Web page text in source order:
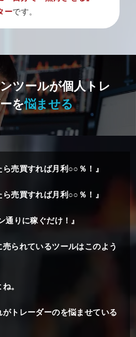
ーです。
ツールが個人トレ
を悩ませる
ら売買すれば月利○○％！』
ら売買すれば月利○○％！』
通りに稼ぐだけ！』
られているツールはこのよう
。
がトレーダーのを悩ませている